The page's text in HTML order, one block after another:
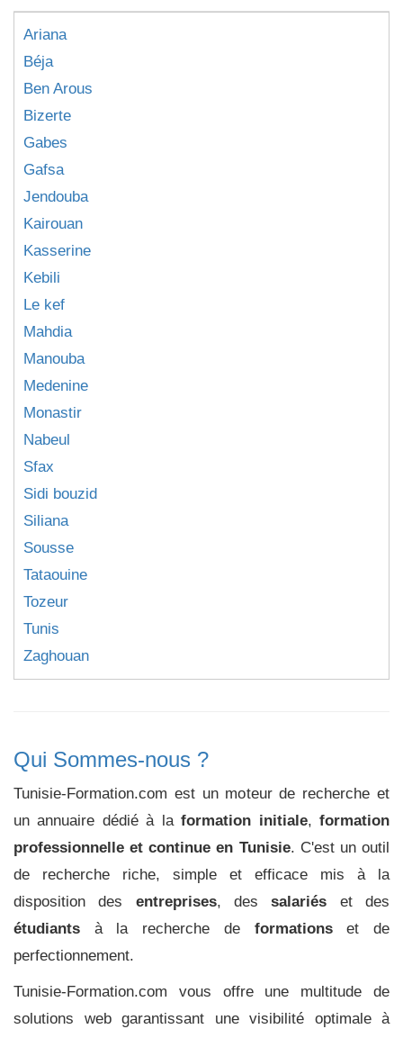
Ariana
Béja
Ben Arous
Bizerte
Gabes
Gafsa
Jendouba
Kairouan
Kasserine
Kebili
Le kef
Mahdia
Manouba
Medenine
Monastir
Nabeul
Sfax
Sidi bouzid
Siliana
Sousse
Tataouine
Tozeur
Tunis
Zaghouan
Qui Sommes-nous ?
Tunisie-Formation.com est un moteur de recherche et
un annuaire dédié à laformation initiale,formation
professionnelle et continue en Tunisie. C'est un outil
de recherche riche, simple et efficace mis à la
disposition des entreprises, dessalariés et des
étudiants à la recherche de formationset de
perfectionnement.
Tunisie-Formation.com vous offre une multitude de
solutions web garantissant une visibilité optimale à